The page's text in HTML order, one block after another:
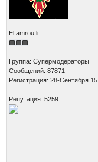
El amrou li
Группа: Супермодераторы
Сообщений: 87871
Регистрация: 28-Сентября 15
Репутация: 5259